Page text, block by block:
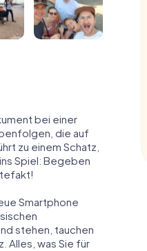
bei einer
die auf
zu einem Schatz,
Spiel: Begeben
Smartphone
stehen, tauchen
Alles, was Sie für